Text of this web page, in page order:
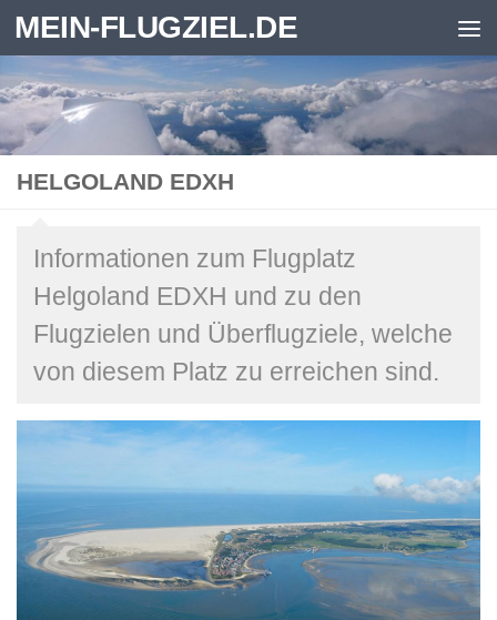
Zum Inhalt springen
MEIN-FLUGZIEL.DE
HELGOLAND EDXH
Informationen zum Flugplatz
Helgoland EDXH und zu den
Flugzielen und Überflugziele, welche
von diesem Platz zu erreichen sind.